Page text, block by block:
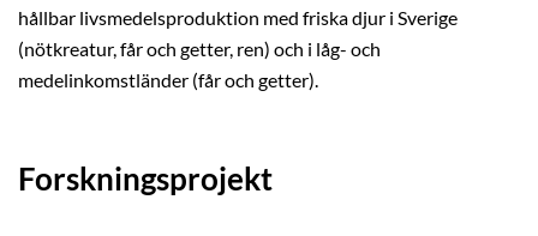
hållbar livsmedelsproduktion med friska djur i Sverige
(nötkreatur, får och getter, ren) och i låg- och
medelinkomstländer (får och getter).
Forskningsprojekt